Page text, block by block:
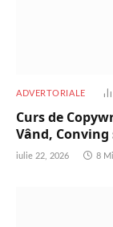
ADVERTORIALE
Curs de
Vând,
iulie 22, 2026 8